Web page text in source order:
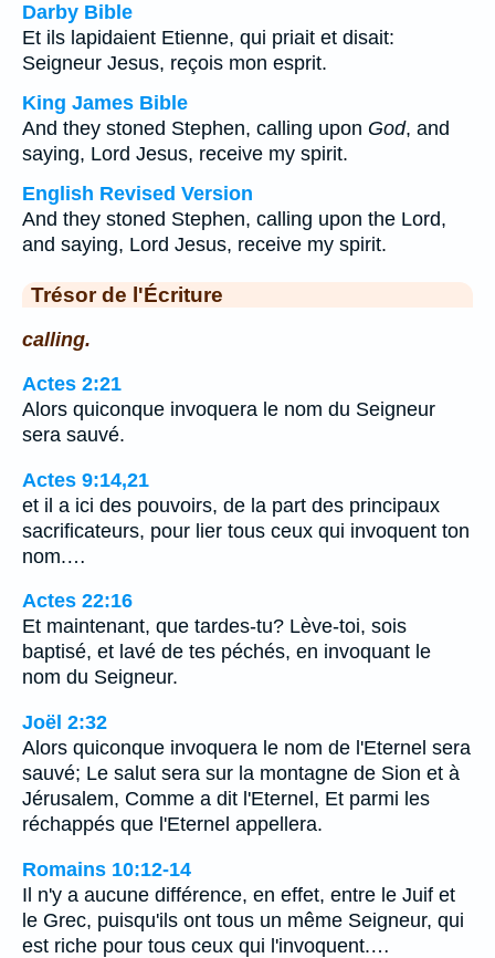
Darby Bible
Et ils lapidaient Etienne, qui priait et disait:
Seigneur Jesus, reçois mon esprit.
King James Bible
And they stoned Stephen, calling upon God, and
saying, Lord Jesus, receive my spirit.
English Revised Version
And they stoned Stephen, calling upon the Lord,
and saying, Lord Jesus, receive my spirit.
Trésor de l'Écriture
calling.
Actes 2:21
Alors quiconque invoquera le nom du Seigneur
sera sauvé.
Actes 9:14,21
et il a ici des pouvoirs, de la part des principaux
sacrificateurs, pour lier tous ceux qui invoquent ton
nom.…
Actes 22:16
Et maintenant, que tardes-tu? Lève-toi, sois
baptisé, et lavé de tes péchés, en invoquant le
nom du Seigneur.
Joël 2:32
Alors quiconque invoquera le nom de l'Eternel sera
sauvé; Le salut sera sur la montagne de Sion et à
Jérusalem, Comme a dit l'Eternel, Et parmi les
réchappés que l'Eternel appellera.
Romains 10:12-14
Il n'y a aucune différence, en effet, entre le Juif et
le Grec, puisqu'ils ont tous un même Seigneur, qui
est riche pour tous ceux qui l'invoquent.…